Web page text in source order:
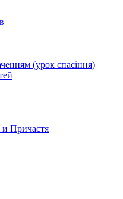
(урок спасіння)
и Причастя